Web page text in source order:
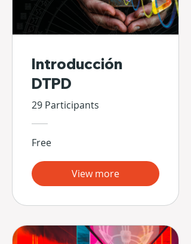
Introducción
DTPD
29 Participants
Free
View more